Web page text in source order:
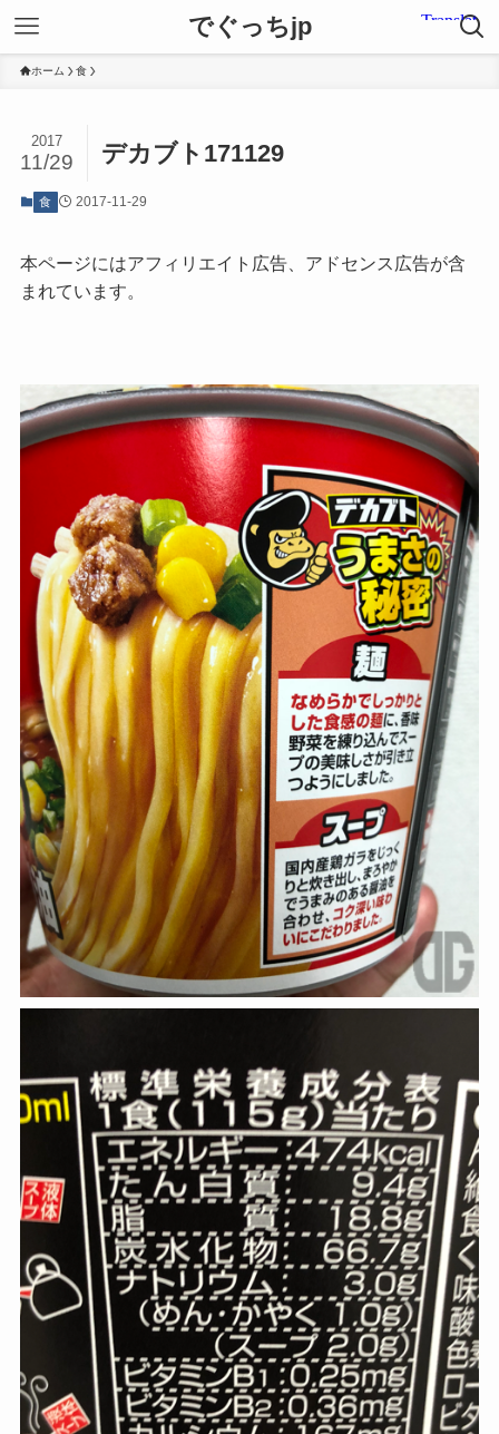
でぐっちjp
ホーム 食
デカブト171129
2017
11/29
食 2017-11-29
本ページにはアフィリエイト広告、アドセンス広告が含
まれています。